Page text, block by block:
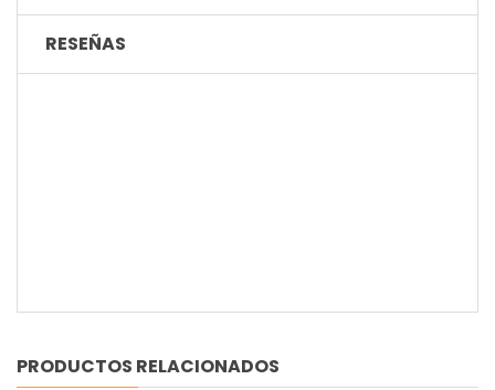
RESEÑAS
PRODUCTOS RELACIONADOS